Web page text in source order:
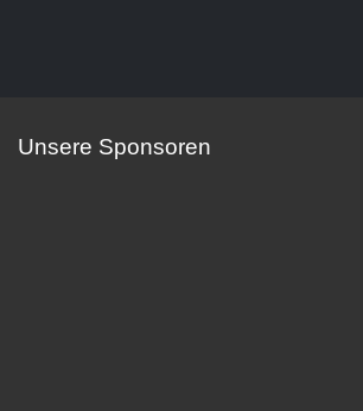
Unsere Sponsoren